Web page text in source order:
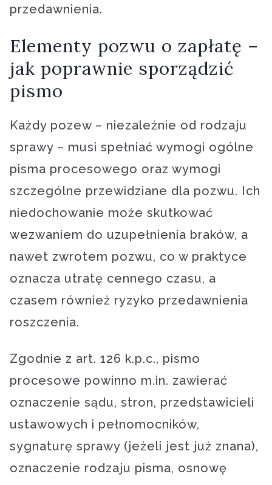
przedawnienia.
Elementy pozwu o zapłatę –
jak poprawnie sporządzić
pismo
Każdy pozew – niezależnie od rodzaju
sprawy – musi spełniać wymogi ogólne
pisma procesowego oraz wymogi
szczególne przewidziane dla pozwu. Ich
niedochowanie może skutkować
wezwaniem do uzupełnienia braków, a
nawet zwrotem pozwu, co w praktyce
oznacza utratę cennego czasu, a
czasem również ryzyko przedawnienia
roszczenia.
Zgodnie z art. 126 k.p.c., pismo
procesowe powinno m.in. zawierać
oznaczenie sądu, stron, przedstawicieli
ustawowych i pełnomocników,
sygnaturę sprawy (jeżeli jest już znana),
oznaczenie rodzaju pisma, osnowę